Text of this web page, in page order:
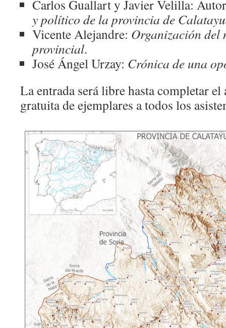
Carlos Guallart y Javier Velilla:
y político de la provincia de
Vicente Alejandre: Organización
provincial.
José Ángel Urzay: Crónica de una
La entrada será libre hasta completar el
gratuita de ejemplares a todos los